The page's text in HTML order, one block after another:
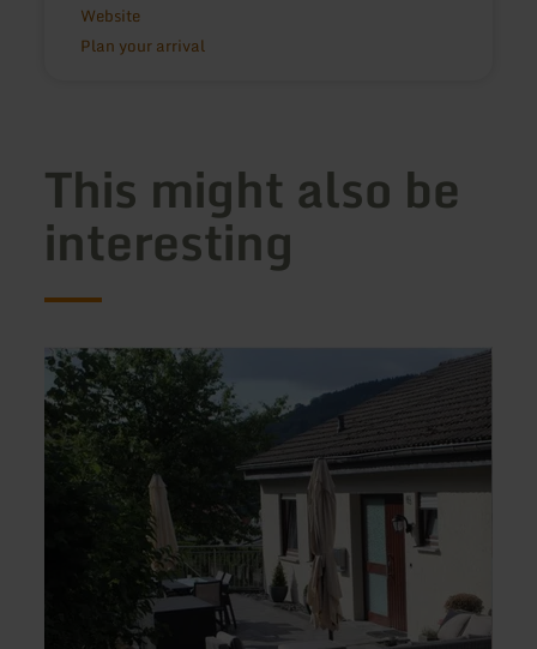
Website
Plan your arrival
This might also be
interesting
learn
more
about:
Eifel-
Feriennest
learn